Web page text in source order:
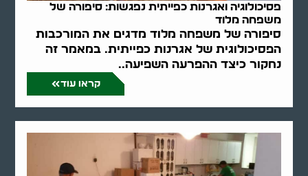
פסיכולוגיה ואגרנות כפייתית נפגשות: סיפורה של
משפחה מלוד
סיפורה של משפחה מלוד מדגים את המורכבות
הפסיכולוגית של אגרנות כפייתית. במאמר זה
נחקור כיצד ההפרעה השפיעה..
קראו עוד